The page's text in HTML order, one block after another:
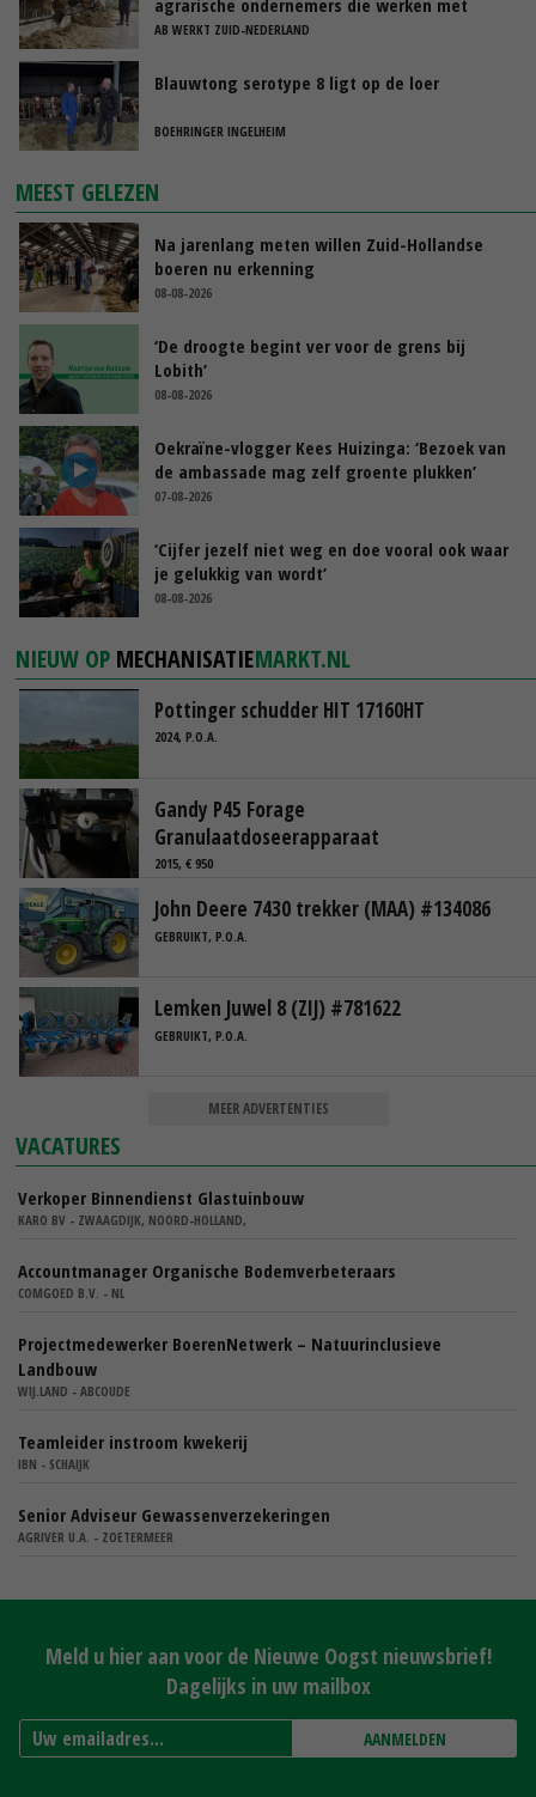
uitzendkrachten?
AB WERKT ZUID-NEDERLAND
Blauwtong serotype 8 ligt op de loer
BOEHRINGER INGELHEIM
MEEST GELEZEN
Na jarenlang meten willen Zuid-Hollandse
boeren nu erkenning
08-08-2026
‘De droogte begint ver voor de grens bij
Lobith’
08-08-2026
Oekraïne-vlogger Kees Huizinga: ‘Bezoek van
de ambassade mag zelf groente plukken’
07-08-2026
‘Cijfer jezelf niet weg en doe vooral ook waar
je gelukkig van wordt’
08-08-2026
NIEUW OP MECHANISATIEMARKT.NL
Pottinger schudder HIT 17160HT
2024, P.O.A.
Gandy P45 Forage
Granulaatdoseerapparaat
2015, € 950
John Deere 7430 trekker (MAA) #134086
GEBRUIKT, P.O.A.
Lemken Juwel 8 (ZIJ) #781622
GEBRUIKT, P.O.A.
MEER ADVERTENTIES
VACATURES
Verkoper Binnendienst Glastuinbouw
KARO BV - ZWAAGDIJK, NOORD-HOLLAND,
Accountmanager Organische Bodemverbeteraars
COMGOED B.V. - NL
Projectmedewerker BoerenNetwerk – Natuurinclusieve
Landbouw
WIJ.LAND - ABCOUDE
Teamleider instroom kwekerij
IBN - SCHAIJK
Senior Adviseur Gewassenverzekeringen
AGRIVER U.A. - ZOETERMEER
Meld u hier aan voor de Nieuwe Oogst nieuwsbrief!
Dagelijks in uw mailbox
AANMELDEN